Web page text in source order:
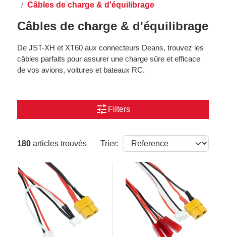
Câbles de charge & d'équilibrage
Câbles de charge & d'équilibrage
De JST-XH et XT60 aux connecteurs Deans, trouvez les
câbles parfaits pour assurer une charge sûre et efficace
de vos avions, voitures et bateaux RC.
tune Filters
180 articles trouvés Trier: